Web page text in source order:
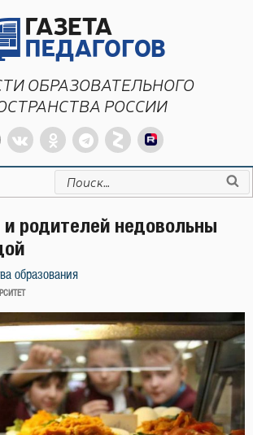
ОБРАЗОВАТЕЛЬНОГО
РОССИИ
Искать:
и родителей недовольны
образования